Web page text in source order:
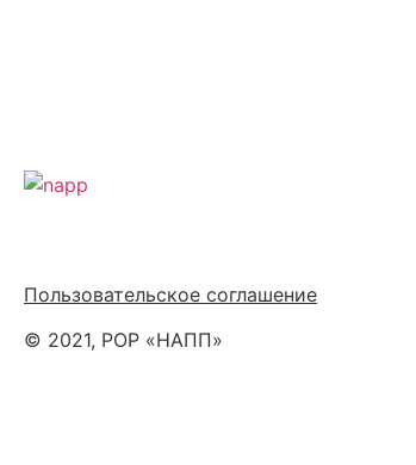
Пользовательское соглашение
© 2021, РОР «НАПП»